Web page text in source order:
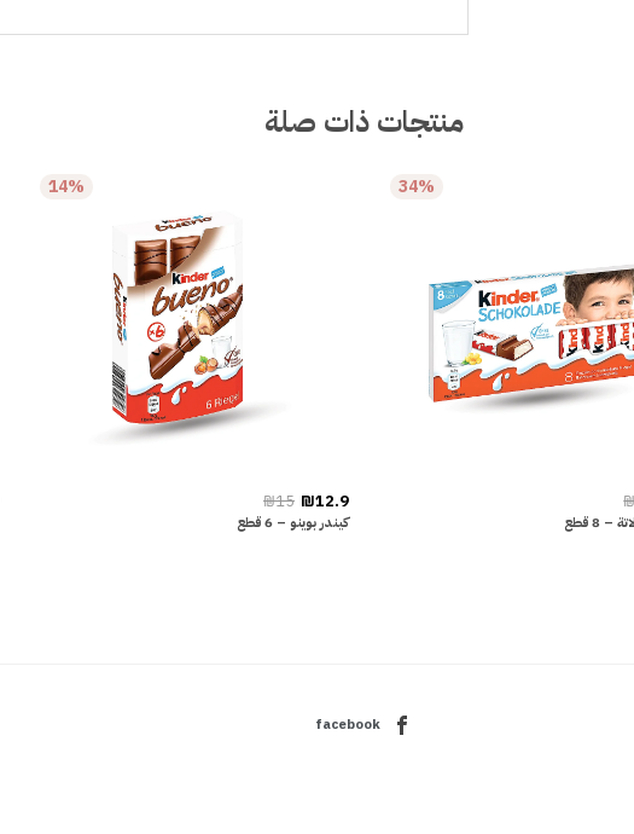
منتجات ذات صلة
34%
8 قطع
14%
₪12.9
₪15
كيندر بوينو – 6 قطع
facebook